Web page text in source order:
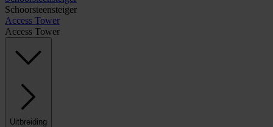
Schoorsteensteiger
Access Tower
Access Tower
Uitbreiding